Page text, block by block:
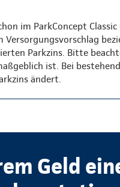
im ParkConcept Classic
Parkzins. Bitte
ist. Bei
ändert.
Geld